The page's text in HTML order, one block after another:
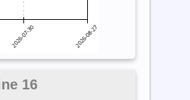
16